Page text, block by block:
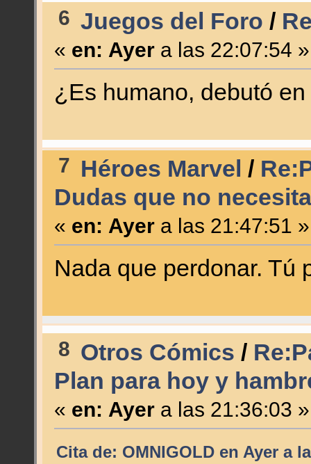
6 Juegos del Foro /
« en: Ayera las 22:07:54 »
¿Es humano, debutó
7 Héroes Marvel /
Dudas que no
« en: Ayera las 21:47:51 »
Nada que perdonar. Tú
8 Otros Cómics /
Plan para hoy y
« en: Ayera las 21:36:03 »
Cita de: OMNIGOLD en Ayera